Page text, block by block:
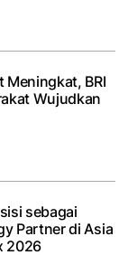
Meningkat, BRI
Wujudkan
sebagai
Partner di Asia
2026